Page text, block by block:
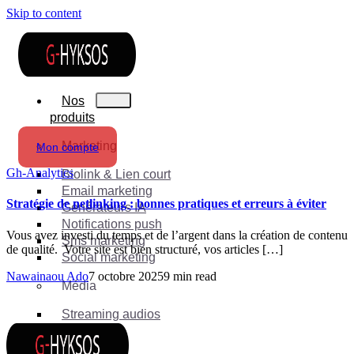
Skip to content
Nos
produits
Marketing
Biolink & Lien court
Email marketing
Générateurs IA
Notifications push
Sms marketing
Social marketing
Média
Streaming audios
Suite
Mon compte
Gh-Analytics
Stratégie de netlinking : bonnes pratiques et erreurs à éviter
Vous avez investi du temps et de l’argent dans la création de contenu
de qualité. Votre site est bien structuré, vos articles […]
Nawainaou Ado7 octobre 20259 min read